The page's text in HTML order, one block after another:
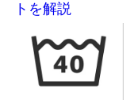
トを解説